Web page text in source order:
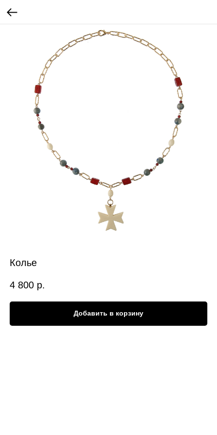
Колье
4 800 р.
Добавить в корзину